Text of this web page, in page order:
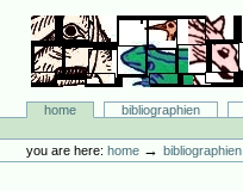
content.
navigation
Bibliographie-Portal
Sectionshome bibliographien
tools
you are here: home →bibliographien